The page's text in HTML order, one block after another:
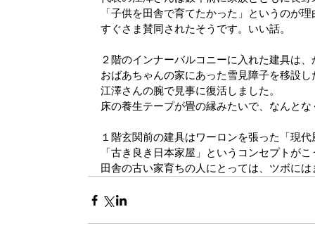
「子供を田舎で育てたかった」というのが
すぐさま賛同されたそうです。いい話。
２階のインナーバルコニーに入れた建具は
おばあちゃんの家にあった雪見障子を移設し
江澤さんの腕で見事に復活しました。
床の養生テープが畳の縁みたいで、なんと
１階玄関前の建具はワーロンを張った「現
「古き良き日本家屋」というコンセプトが
田舎の古い家育ちの人にとっては、ツボに